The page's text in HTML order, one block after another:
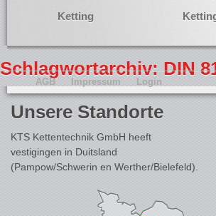
Ketting
Schlagwortarchiv: DIN
Unsere Standorte
KTS Kettentechnik GmbH heeft
vestigingen in Duitsland
(Pampow/Schwerin en Werther/Bielefeld).
AGB Impressum Login